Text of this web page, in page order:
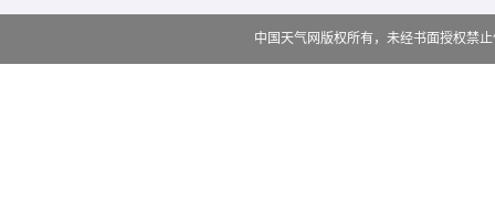
中国天气网版权所有，未经书面授权